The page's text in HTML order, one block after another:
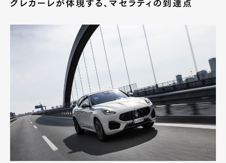
ProductCulture Lifestyle
Pen Membership
Magazine
Official Columnist
About
Contact
Pen Meet
Pen international Pen tw
グレカーレが体現する、マセラティの到達点